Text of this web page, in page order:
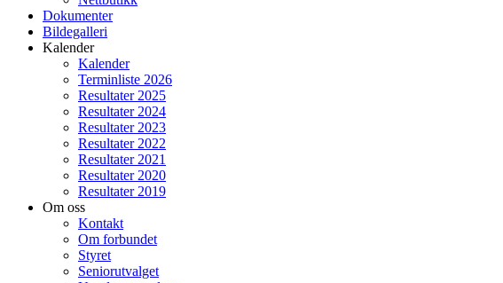
Dokumenter
Bildegalleri
Kalender
Kalender
Terminliste 2026
Resultater 2025
Resultater 2024
Resultater 2023
Resultater 2022
Resultater 2021
Resultater 2020
Resultater 2019
Om oss
Kontakt
Om forbundet
Styret
Seniorutvalget